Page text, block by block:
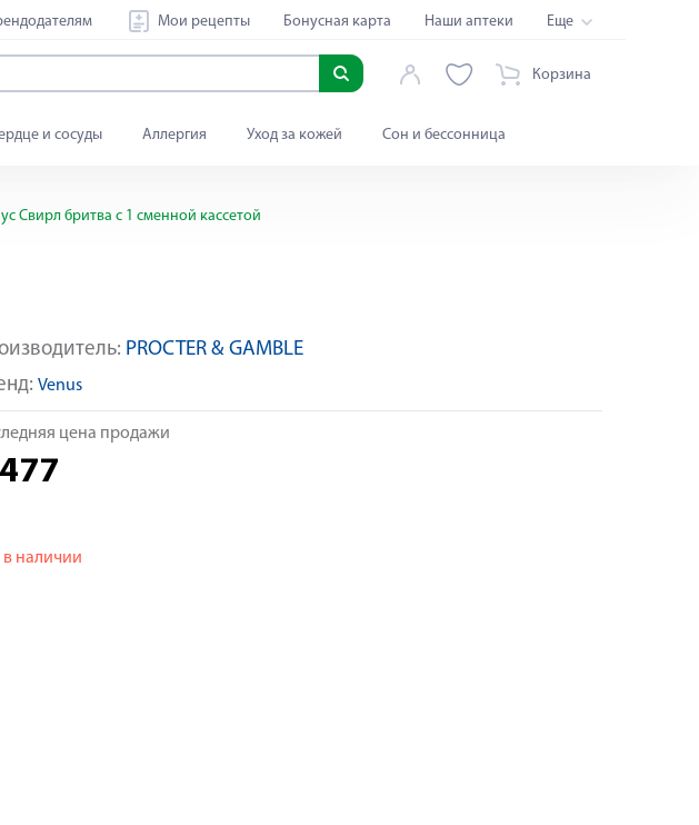
Мои рецепты Бонусная карта Наши аптеки Еще
Корзина
и сосуды Аллергия Уход за кожей Сон и бессонница
Свирл бритва с 1 сменной кассетой
PROCTER & GAMBLE
Venus
цена продажи
в наличии